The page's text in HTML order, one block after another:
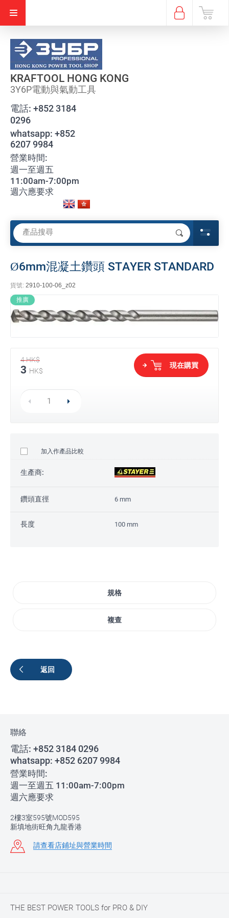
KRAFTOOL HONG KONG
3Y6P電動與氣動工具
電話: +852 3184
0296
whatsapp: +852
6207 9984
營業時間:
週一至週五
11:00am-7:00pm
週六應要求
Ø6mm混凝土鑽頭 STAYER STANDARD
貨號: 2910-100-06_z02
推廣
4HK$
3 HK$
現在購買
加入作產品比較
生產商:
鑽頭直徑 6 mm
長度 100 mm
規格
複查
返回
聯絡
電話: +852 3184 0296
whatsapp: +852 6207 9984
營業時間:
週一至週五 11:00am-7:00pm
週六應要求
2樓3室595號MOD595
新填地街旺角九龍香港
請查看店鋪址與營業時間
THE BEST POWER TOOLS for PRO & DIY